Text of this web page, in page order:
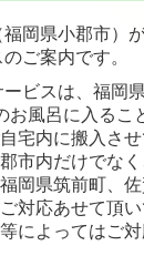
リテーション
支援センター
らさぎ苑
サービス
岡県小郡市）
ご案内です。
ビスは、福岡
お風呂に入るこ
宅内に搬入さ
市内だけでな
岡県筑前町、
対応あせて頂
によってはご